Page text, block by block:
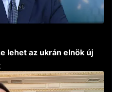
lehet az ukrán elnök új